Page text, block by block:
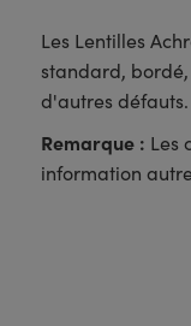
Les Lentilles
standard,
d'autres
Remarque : Les
information